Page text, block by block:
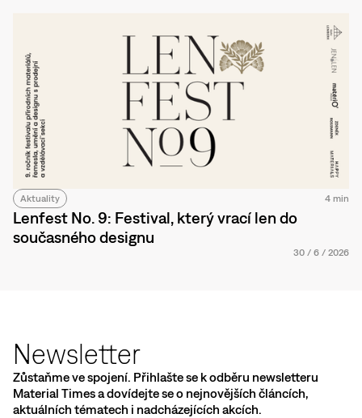
Aktuality 4 min
Lenfest No. 9: Festival, který vrací len do
současného designu
30 / 6 / 2026
Newsletter
Zůstaňme ve spojení. Přihlašte se k odběru newsletteru
Material Times a dovídejte se o nejnovějších článcích,
aktuálních tématech i nadcházejících akcích.